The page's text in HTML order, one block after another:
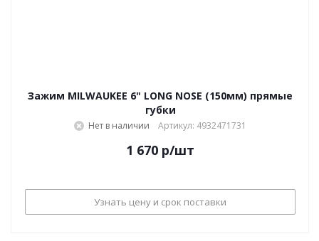
Зажим MILWAUKEE 6" LONG NOSE (150мм) прямые
губки
Нет в наличии Артикул: 4932471731
1 670 р/шт
Узнать цену и срок поставки